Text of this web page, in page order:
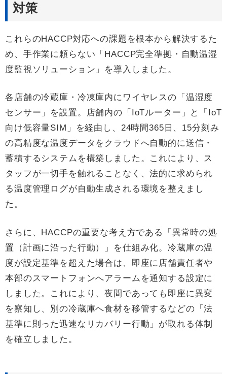
対策
これらのHACCP対応への課題を根本から解決するた
め、手作業に頼らない「HACCP完全準拠・自動温湿
度監視ソリューション」を導入しました。
各店舗の冷蔵庫・冷凍庫内にワイヤレスの「温湿度
センサー」を設置。店舗内の「IoTルーター」と「IoT
向け低容量SIM」を経由し、24時間365日、15分刻み
の高精度な温度データをクラウドへ自動的に送信・
蓄積するシステムを構築しました。これにより、ス
タッフが一切手を触れることなく、法的に求められ
る温度管理ログが自動生成される環境を整えまし
た。
さらに、HACCPの重要な考え方である「異常時の処
置（計画に沿った行動）」を仕組み化。冷蔵庫の温
度が設定基準を超えた場合は、即座に店舗責任者や
本部のスマートフォンへアラームを通知する設定に
しました。これにより、夜間であっても即座に異変
を察知し、別の冷蔵庫へ食材を移管するなどの「法
基準に則った迅速なリカバリー行動」が取れる体制
を確立しました。